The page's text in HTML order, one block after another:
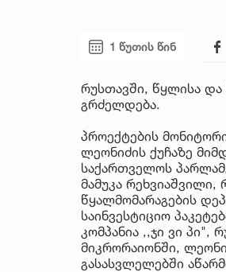
1 წუთის წინ
რუსთავში, წყლისა და
გრძელდება.
პროექტების
ლეონიძის ქუჩაზე
საქართველოს
მამუკა რეხვიაშვილი,
წყალმომარაგების
საინვესტიციო
კომპანია ,,ჯი ვი პი",
მიკრორაიონში,
გასასვლელებში